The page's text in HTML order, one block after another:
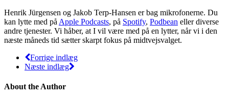
Henrik Jürgensen og Jakob Terp-Hansen er bag mikrofonerne. Du
kan lytte med på Apple Podcasts, på Spotify, Podbean eller diverse
andre tjenester. Vi håber, at I vil være med på en lytter, når vi i den
næste måneds tid sætter skarpt fokus på midtvejsvalget.
Forrige indlæg
Næste indlæg
About the Author